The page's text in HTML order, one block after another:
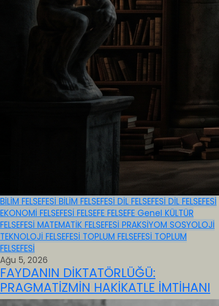
BİLİM FELSEFESİ BİLİM FELSEFESİ DİL FELSEFESİ DİL FELSEFESİ
EKONOMİ FELSEFESİ FELSEFE FELSEFE Genel KÜLTÜR
FELSEFESİ MATEMATİK FELSEFESİ PRAKSİYOM SOSYOLOJİ
TEKNOLOJİ FELSEFESİ TOPLUM FELSEFESİ TOPLUM
FELSEFESİ
Ağu 5, 2026
FAYDANIN DİKTATÖRLÜĞÜ:
PRAGMATİZMİN HAKİKATLE İMTİHANI